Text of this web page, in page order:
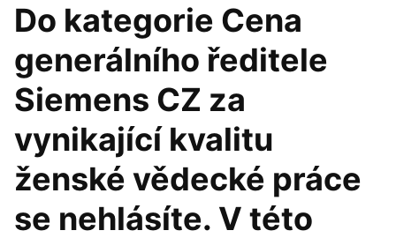
Do kategorie Cena
generálního ředitele
Siemens CZ za
vynikající kvalitu
ženské vědecké práce
se nehlásíte. V této